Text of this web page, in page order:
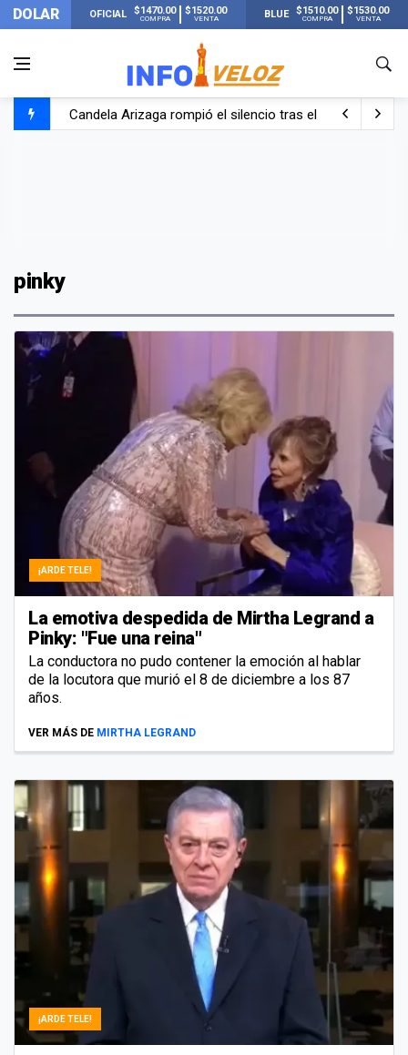
DOLAR OFICIAL $1470.00
COMPRA
$1520.00
VENTA BLUE $1510.00
COMPRA
$1530.00
VENTA
Candela Arizaga rompió el silencio tras el incidente con
pinky
¡ARDE TELE!
La emotiva despedida de Mirtha Legrand a
Pinky: "Fue una reina"
La conductora no pudo contener la emoción al hablar
de la locutora que murió el 8 de diciembre a los 87
años.
VER MÁS DE MIRTHA LEGRAND
¡ARDE TELE!